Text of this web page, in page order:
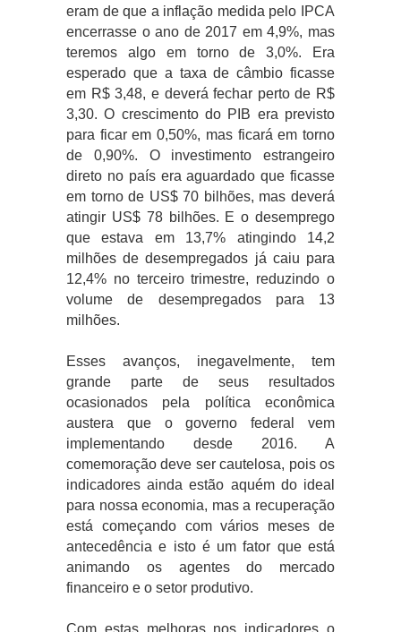
eram de que a inflação medida pelo IPCA
encerrasse o ano de 2017 em 4,9%, mas
teremos algo em torno de 3,0%. Era
esperado que a taxa de câmbio ficasse
em R$ 3,48, e deverá fechar perto de R$
3,30. O crescimento do PIB era previsto
para ficar em 0,50%, mas ficará em torno
de 0,90%. O investimento estrangeiro
direto no país era aguardado que ficasse
em torno de US$ 70 bilhões, mas deverá
atingir US$ 78 bilhões. E o desemprego
que estava em 13,7% atingindo 14,2
milhões de desempregados já caiu para
12,4% no terceiro trimestre, reduzindo o
volume de desempregados para 13
milhões.
Esses avanços, inegavelmente, tem
grande parte de seus resultados
ocasionados pela política econômica
austera que o governo federal vem
implementando desde 2016. A
comemoração deve ser cautelosa, pois os
indicadores ainda estão aquém do ideal
para nossa economia, mas a recuperação
está começando com vários meses de
antecedência e isto é um fator que está
animando os agentes do mercado
financeiro e o setor produtivo.